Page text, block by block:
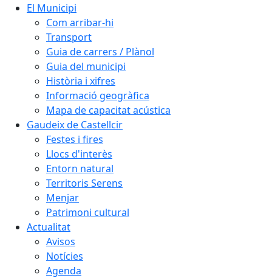
El Municipi
Com arribar-hi
Transport
Guia de carrers / Plànol
Guia del municipi
Història i xifres
Informació geogràfica
Mapa de capacitat acústica
Gaudeix de Castellcir
Festes i fires
Llocs d'interès
Entorn natural
Territoris Serens
Menjar
Patrimoni cultural
Actualitat
Avisos
Notícies
Agenda